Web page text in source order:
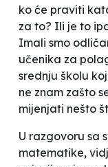
ko će praviti
za to? Ili je to
Imali smo
učenika za
srednju školu
ne znam zašto
mijenjati nešto
U razgovoru sa
matematike,